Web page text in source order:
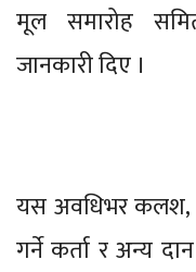
मूल समारोह
जानकारी दिए ।
यस अवधिभर कलश,
गर्ने कर्ता र अन्य